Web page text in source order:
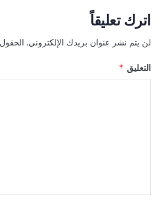
اترك تعليقاً
لن يتم نشر عنوان بريدك الإلكتروني.
التعليق *